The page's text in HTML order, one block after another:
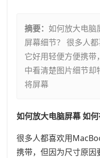
摘要： 如何放大电脑
屏幕细节？ 很多人
它好用轻便方便携
中看清楚图片细节
将屏幕
如何放大电脑屏幕 如
很多人都喜欢用
携带，但因为尺寸原因